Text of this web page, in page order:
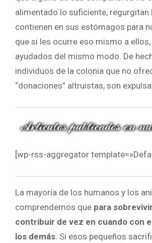
alimentado lo suficiente, regurgitan
contienen en sus estómagos para
que si les ocurre eso mismo a ellos,
ayudados del mismo modo. De
individuos de la colonia que no
“donaciones” altruistas, son
[wp-rss-aggregator
La mayoría de los humanos y los
comprendemos que para
contribuir de vez en cuando con
los demás . Si esos pequeños